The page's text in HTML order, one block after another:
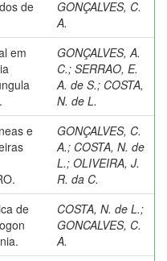
de
GONÇALVES, C.
A.
em
GONÇALVES, A.
C.; SERRAO, E.
A. de S.; COSTA,
N. de L.
e
GONÇALVES, C.
A.; COSTA, N. de
L.; OLIVEIRA, J.
R. da C.
de
COSTA, N. de L.;
GONCALVES, C.
A.